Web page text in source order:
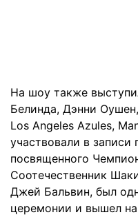
На шоу также
Белинда, Дэнни
Los Angeles Azules,
участвовали в
посвященного
Соотечественник
Джей Бальвин, был
церемонии и вышел